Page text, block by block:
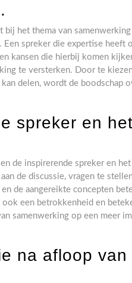
het thema van samenwerking
spreker die expertise heeft
kansen die hierbij komen
te versterken. Door te
delen, wordt de boodschap
spreker en
de inspirerende spreker en
de discussie, vragen te
de aangereikte concepten
ook een betrokkenheid en
samenwerking op een meer
na afloop van